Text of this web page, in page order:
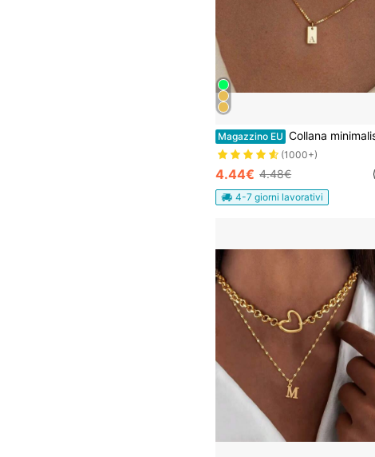
Magazzino EU Collana minimalista a lettera quadrata, catena a scatola placcata in oro in acciaio inossidabile, ciondolo a iniziale delicato
(1000+)
4.44€ 4.48€
4-7 giorni lavorativi